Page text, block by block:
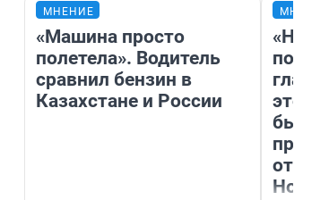
МНЕНИЕ
«Машина просто
полетела». Водитель
сравнил бензин в
Казахстане и России
этого
бьет